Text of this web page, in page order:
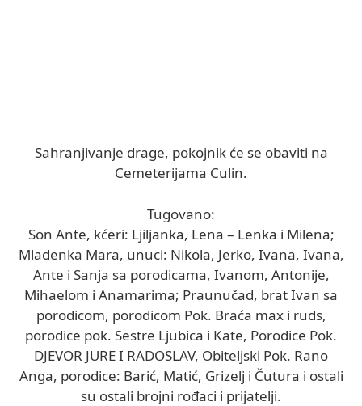
Sahranjivanje drage, pokojnik će se obaviti na
Cemeterijama Culin.
Tugovano:
Son Ante, kćeri: Ljiljanka, Lena – Lenka i Milena;
Mladenka Mara, unuci: Nikola, Jerko, Ivana, Ivana,
Ante i Sanja sa porodicama, Ivanom, Antonije,
Mihaelom i Anamarima; Praunučad, brat Ivan sa
porodicom, porodicom Pok. Braća max i ruds,
porodice pok. Sestre Ljubica i Kate, Porodice Pok.
DJEVOR JURE I RADOSLAV, Obiteljski Pok. Rano
Anga, porodice: Barić, Matić, Grizelj i Čutura i ostali
su ostali brojni rođaci i prijatelji.